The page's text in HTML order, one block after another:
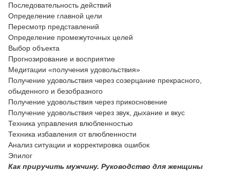
Последовательность действий
Определение главной цели
Пересмотр представлений
Определение промежуточных целей
Выбор объекта
Прогнозирование и восприятие
Медитации «получения удовольствия»
Получение удовольствия через созерцание прекрасного,
обыденного и безобразного
Получение удовольствия через прикосновение
Получение удовольствия через звук, дыхание и вкус
Техника управления влюбленностью
Техника избавления от влюбленности
Анализ ситуации и корректировка ошибок
Эпилог
Как приручить мужчину. Руководство для женщины